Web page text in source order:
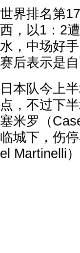
世界排名第
西，以1：2
水，中场好
赛后表示是
日本队今上
点，不过下
塞米罗（
临城下，伤
el Martinelli